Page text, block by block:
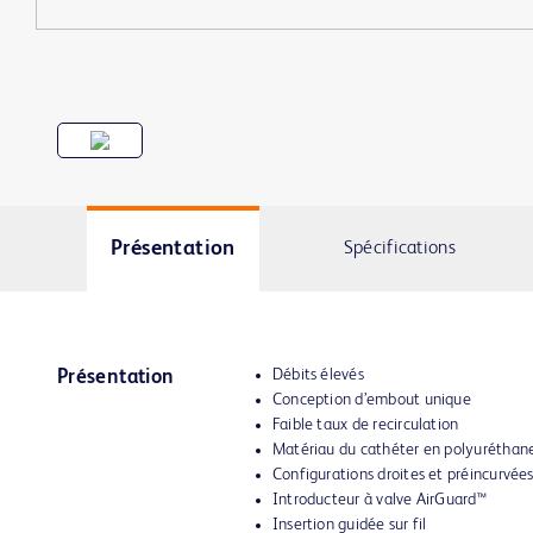
Présentation Spécifications
Présentation
Débits élevés
Conception d’embout unique
Faible taux de recirculation
Matériau du cathéter en
Configurations droites et
Introducteur à valve AirGuard™
Insertion guidée sur fil